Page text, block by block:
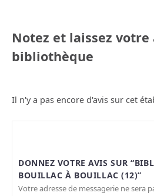
Notez et laissez
bibliothèque
Il n'y a pas encore d'avis sur cet
DONNEZ VOTRE AVIS SUR
BOUILLAC À BOUILLAC (12)”
Votre adresse de messagerie ne sera